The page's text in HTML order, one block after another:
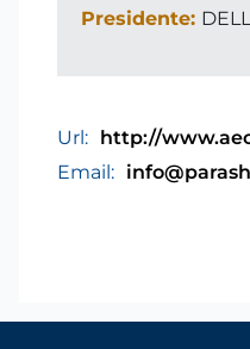
Presidente:
Url: http://
Email: